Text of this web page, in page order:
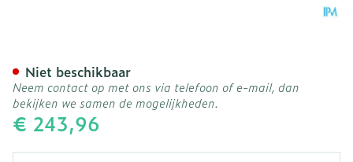
€ 243,96
Niet beschikbaar
Neem contact op met ons via telefoon of e-mail, dan
bekijken we samen de mogelijkheden.